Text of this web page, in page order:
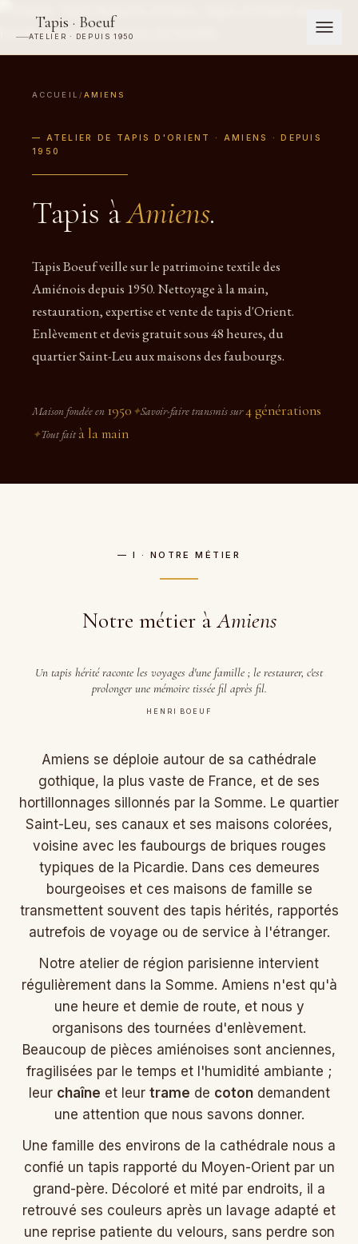
Tapis · Boeuf
ATELIER · DEPUIS 1950
ACCUEIL / AMIENS
— ATELIER DE TAPIS D'ORIENT · AMIENS · DEPUIS
1950
Tapis àAmiens.
Tapis Boeuf veille sur le patrimoine textile des
Amiénois depuis 1950. Nettoyage à la main,
restauration, expertise et vente de tapis d'Orient.
Enlèvement et devis gratuit sous 48 heures, du
quartier Saint-Leu aux maisons des faubourgs.
Maison fondée en 1950 ✦Savoir-faire transmis sur4 générations
✦Tout fait à la main
— I · NOTRE MÉTIER
Notre métier àAmiens
Un tapis hérité raconte les voyages d'une famille ; le restaurer, c'est
prolonger une mémoire tissée fil après fil.
HENRI BOEUF
Amiens se déploie autour de sa cathédrale
gothique, la plus vaste de France, et de ses
hortillonnages sillonnés par la Somme. Le quartier
Saint-Leu, ses canaux et ses maisons colorées,
voisine avec les faubourgs de briques rouges
typiques de la Picardie. Dans ces demeures
bourgeoises et ces maisons de famille se
transmettent souvent des tapis hérités, rapportés
autrefois de voyage ou de service à l'étranger.
Notre atelier de région parisienne intervient
régulièrement dans la Somme. Amiens n'est qu'à
une heure et demie de route, et nous y
organisons des tournées d'enlèvement.
Beaucoup de pièces amiénoises sont anciennes,
fragilisées par le temps et l'humidité ambiante ;
leur chaîne et leur trame de cotondemandent
une attention que nous savons donner.
Une famille des environs de la cathédrale nous a
confié un tapis rapporté du Moyen-Orient par un
grand-père. Décoloré et mité par endroits, il a
retrouvé ses couleurs après un lavage adapté et
une reprise patiente du velours, sans perdre son